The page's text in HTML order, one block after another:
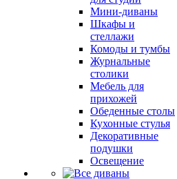
Мини-диваны
Шкафы и
стеллажи
Комоды и тумбы
Журнальные
столики
Мебель для
прихожей
Обеденные столы
Кухонные стулья
Декоративные
подушки
Освещение